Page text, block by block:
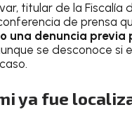
titular de la Fiscalía
de prensa
una denuncia previa
se desconoce si
ya fue